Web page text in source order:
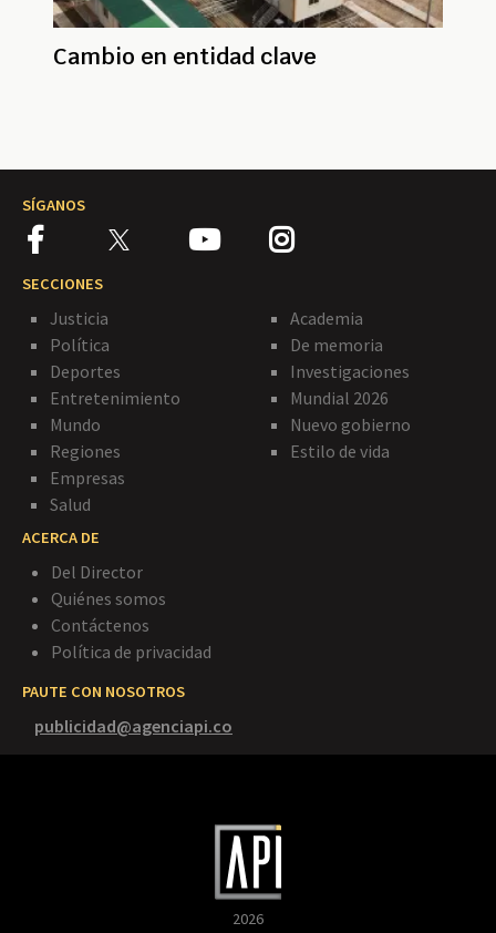
Cambio en entidad clave
SÍGANOS
SECCIONES
Justicia
Política
Deportes
Entretenimiento
Mundo
Regiones
Empresas
Salud
Academia
De memoria
Investigaciones
Mundial 2026
Nuevo gobierno
Estilo de vida
ACERCA DE
Del Director
Quiénes somos
Contáctenos
Política de privacidad
PAUTE CON NOSOTROS
publicidad@agenciapi.co
2026